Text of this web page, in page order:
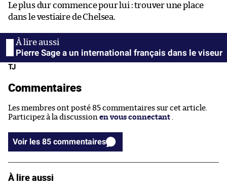
Le plus dur commence pour lui : trouver une place
dans le vestiaire de Chelsea.
Pierre Sage a un international français dans le viseur
TJ
Commentaires
Les membres ont posté 85 commentaires sur cet article.
Participez à la discussion en vous connectant
Voir les 85 commentaires
À lire aussi